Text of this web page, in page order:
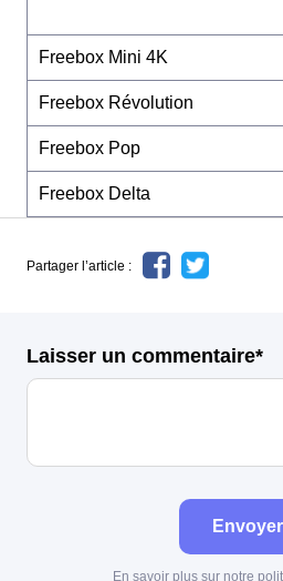
Freebox Mini 4K
Freebox Révolution
Freebox Pop
Freebox Delta
Partager l’article :
Laisser un commentaire*
Envoyer
En savoir plus sur notre